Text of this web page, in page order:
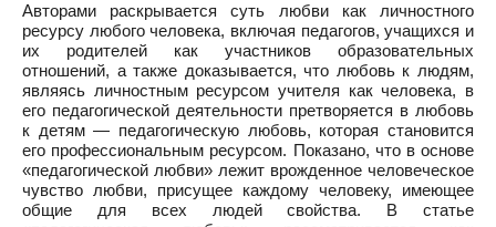
Авторами раскрывается суть любви как личностного
ресурсу любого человека, включая педагогов, учащихся и
их родителей как участников образовательных
отношений, а также доказывается, что любовь к людям,
являясь личностным ресурсом учителя как человека, в
его педагогической деятельности претворяется в любовь
к детям — педагогическую любовь, которая становится
его профессиональным ресурсом. Показано, что в основе
«педагогической любви» лежит врожденное человеческое
чувство любви, присущее каждому человеку, имеющее
общие для всех людей свойства. В статье